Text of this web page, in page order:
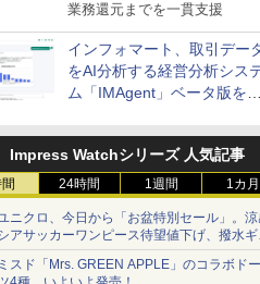
業務還元までを一貫支援
インフォマート、取引デー
をAI分析する経営分析シス
ム「IMAgent」ベータ版を提
Impress Watchシリーズ 人気記事
24時間 1週間 1カ月
ニクロ、今日から「お盆特別セール」。
アサッカーワンピース待望値下げ、撥水ギ
ョーツは1990円に
スド「Mrs. GREEN APPLE」のコラボド